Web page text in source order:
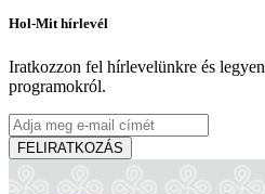
Somorja, Július 17
FesztiválKoncert
Hol-Mit hírlevél
Iratkozzon fel hírlevelünkre és
programokról.
FELIRATKOZÁS